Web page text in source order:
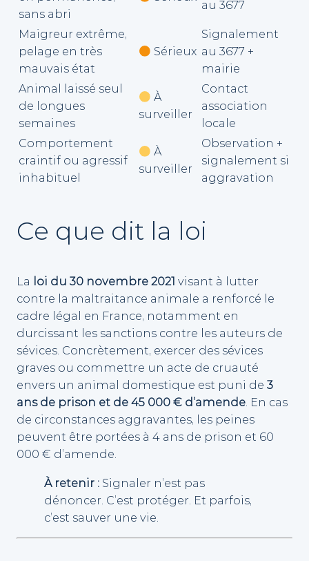
sans abri
au 3677
Maigreur extrême,
pelage en très
mauvais état
Sérieux
Signalement
au 3677 +
mairie
Animal laissé seul
de longues
semaines
À
surveiller
Contact
association
locale
Comportement
craintif ou agressif
inhabituel
À
surveiller
Observation +
signalement si
aggravation
Ce que dit la loi
La loi du 30 novembre 2021 visant à lutter
contre la maltraitance animale a renforcé le
cadre légal en France, notamment en
durcissant les sanctions contre les auteurs de
sévices. Concrètement, exercer des sévices
graves ou commettre un acte de cruauté
envers un animal domestique est puni de 3
ans de prison et de 45 000 € d’amende. En cas
de circonstances aggravantes, les peines
peuvent être portées à 4 ans de prison et 60
000 € d’amende.
À retenir : Signaler n’est pas
dénoncer. C’est protéger. Et parfois,
c’est sauver une vie.